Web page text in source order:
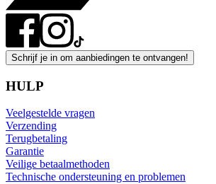
Schrijf je in om aanbiedingen te ontvangen!
HULP
Veelgestelde vragen
Verzending
Terugbetaling
Garantie
Veilige betaalmethoden
Technische ondersteuning en problemen